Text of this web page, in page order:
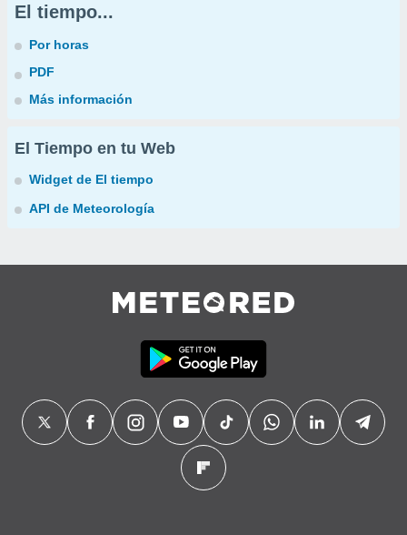
El tiempo...
Por horas
PDF
Más información
El Tiempo en tu Web
Widget de El tiempo
API de Meteorología